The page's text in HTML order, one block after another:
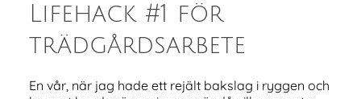
Lifehack #1 för
trädgårdsarbete
En vår, när jag hade ett rejält bakslag i ryggen och